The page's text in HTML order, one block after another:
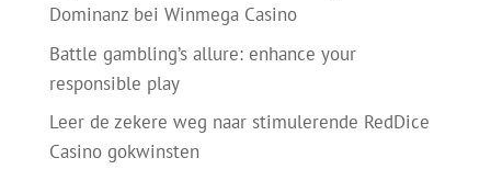
Dominanz bei Winmega Casino
Battle gambling’s allure: enhance your
responsible play
Leer de zekere weg naar stimulerende RedDice
Casino gokwinsten